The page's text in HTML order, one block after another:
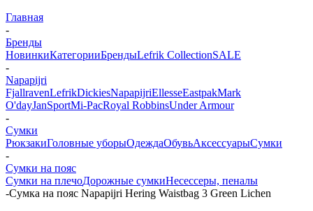
Главная
-
Бренды
НовинкиКатегорииБрендыLefrik CollectionSALE
-
Napapijri
FjallravenLefrikDickiesNapapijriEllesseEastpakMark
O'dayJanSportMi-PacRoyal RobbinsUnder Armour
-
Сумки
РюкзакиГоловные уборыОдеждаОбувьАксессуарыСумки
-
Сумки на пояс
Сумки на плечоДорожные сумкиНесесcеры, пеналы
-Сумка на пояс Napapijri Hering Waistbag 3 Green Lichen